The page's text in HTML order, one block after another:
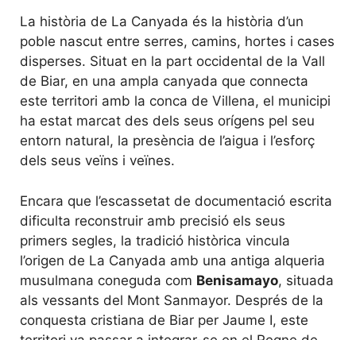
La història de La Canyada és la història d’un
poble nascut entre serres, camins, hortes i cases
disperses. Situat en la part occidental de la Vall
de Biar, en una ampla canyada que connecta
este territori amb la conca de Villena, el municipi
ha estat marcat des dels seus orígens pel seu
entorn natural, la presència de l’aigua i l’esforç
dels seus veïns i veïnes.
Encara que l’escassetat de documentació escrita
dificulta reconstruir amb precisió els seus
primers segles, la tradició històrica vincula
l’origen de La Canyada amb una antiga alqueria
musulmana coneguda com Benisamayo, situada
als vessants del Mont Sanmayor. Després de la
conquesta cristiana de Biar per Jaume I, este